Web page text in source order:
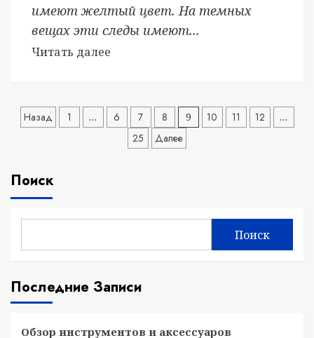
имеют желтый цвет. На темных
вещах эти следы имеют...
Читать далее
Пагинация
Назад 1 … 6 7 8 9 10 11 12 …
25 Далее
Поиск
Поиск
Последние Записи
Обзор инструментов и аксессуаров